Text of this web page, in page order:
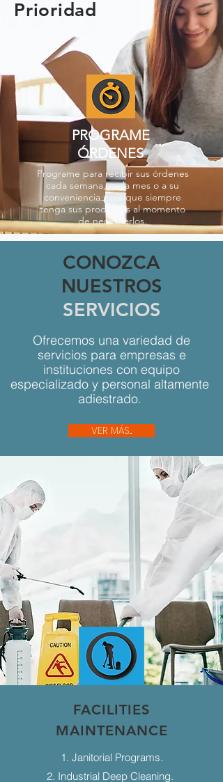
Prioridad
PROGRAME
ÓRDENES
Programe para recibir sus órdenes
cada semana, cada mes o a su
conveniencia para que siempre
tenga sus productos al momento
de necesitarlos.
CONOZCA
NUESTROS
SERVICIOS
Ofrecemos una variedad de
servicios para empresas e
instituciones con equipo
especializado y personal altamente
adiestrado.
VER MÁS...
FACILITIES
MAINTENANCE
1. Janitorial Programs.
2. Industrial Deep Cleaning.